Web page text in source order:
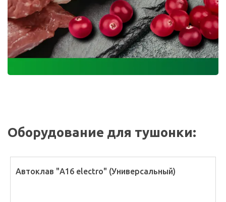
Оборудование для тушонки:
Автоклав "А16 electro" (Универсальный)